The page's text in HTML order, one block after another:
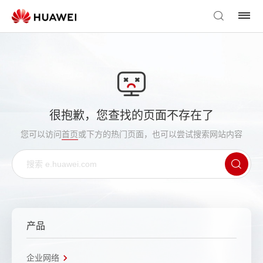
很抱歉，您查找的页面不存在了
您可以访问首页或下方的热门页面，也可以尝试搜索网站内容
产品
企业网络